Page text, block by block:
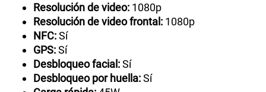
Resolución de video: 1080p
Resolución de video frontal: 1080p
NFC:Sí
GPS:Sí
Desbloqueo facial:Sí
Desbloqueo por huella:Sí